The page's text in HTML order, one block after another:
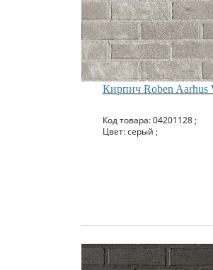
Кирпич Roben Aarhus
Код товара: 04201128 ;
Цвет: серый ;